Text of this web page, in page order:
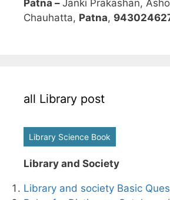
Patna – Janki Prakashan,
Chauhatta, Patna,
all Library post
Library Science Book
Library and Society
Library and society Basic